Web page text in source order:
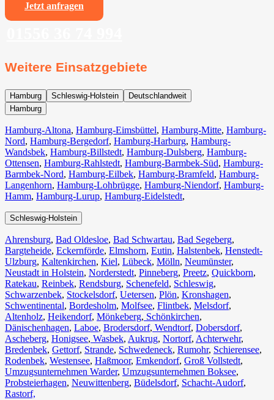
Jetzt anfragen
Weitere Einsatzgebiete
Hamburg Schleswig-Holstein
Deutschlandweit
Hamburg
Hamburg-Altona, Hamburg-Eimsbüttel, Hamburg-Mitte, Hamburg-
Nord, Hamburg-Bergedorf, Hamburg-Harburg, Hamburg-
Wandsbek, Hamburg-Billstedt, Hamburg-Dulsberg, Hamburg-
Ottensen, Hamburg-Rahlstedt, Hamburg-Barmbek-Süd, Hamburg-
Barmbek-Nord, Hamburg-Eilbek, Hamburg-Bramfeld, Hamburg-
Langenhorn, Hamburg-Lohbrügge, Hamburg-Niendorf, Hamburg-
Hamm, Hamburg-Lurup, Hamburg-Eidelstedt,
Schleswig-Holstein
Ahrensburg, Bad Oldesloe, Bad Schwartau, Bad Segeberg,
Bargteheide, Eckernförde, Elmshorn, Eutin, Halstenbek, Henstedt-
Ulzburg, Kaltenkirchen, Kiel, Lübeck, Mölln, Neumünster,
Neustadt in Holstein, Norderstedt, Pinneberg, Preetz, Quickborn,
Ratekau, Reinbek, Rendsburg, Schenefeld, Schleswig,
Schwarzenbek, Stockelsdorf, Uetersen, Plön, Kronshagen,
Schwentinental, Bordesholm, Molfsee, Flintbek, Melsdorf,
Altenholz, Heikendorf, Mönkeberg, Schönkirchen,
Dänischenhagen, Laboe, Brodersdorf, Wendtorf, Dobersdorf,
Ascheberg, Honigsee, Wasbek, Aukrug, Nortorf, Achterwehr,
Bredenbek, Gettorf, Strande, Schwedeneck, Rumohr, Schierensee,
Rodenbek, Westensee, Haßmoor, Emkendorf, Groß Vollstedt,
Umzugsunternehmen Warder, Umzugsunternehmen Boksee,
Probsteierhagen, Neuwittenberg, Büdelsdorf, Schacht-Audorf,
Rastorf,